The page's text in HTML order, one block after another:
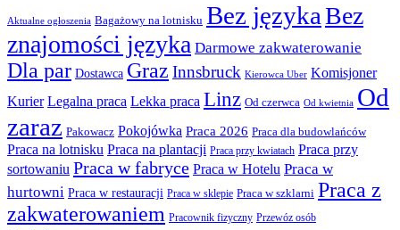
Aktualne ogłoszenia Bagażowy na lotnisku Bez językaBez
znajomości języka Darmowe zakwaterowanie
Dla par Dostawca Graz Innsbruck Kierowca Uber Komisjoner
Kurier Legalna praca Lekka praca Linz Od czerwca Od kwietnia Od
zaraz Pakowacz Pokojówka Praca 2026 Praca dla budowlańców
Praca na lotnisku Praca na plantacji Praca przy kwiatach Praca przy
sortowaniu Praca w fabryce Praca w Hotelu Praca w
hurtowni Praca w restauracji Praca w sklepie Praca w szklarni Praca z
zakwaterowaniem Pracownik fizyczny Przewóz osób